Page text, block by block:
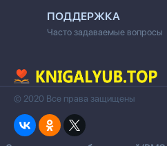
ПОДДЕРЖКА
Часто задаваемые вопросы
© 2020 Все права защищены